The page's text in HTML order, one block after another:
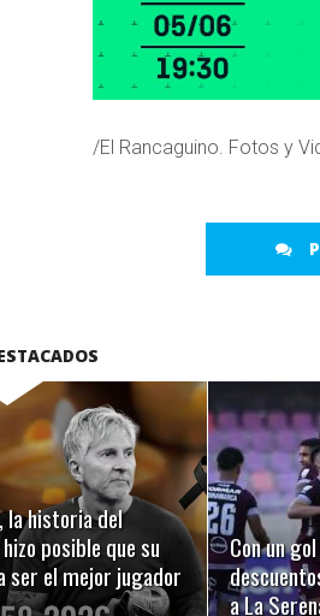
/El Rancaguino. Fotos y
la historia del
posible que su
ser el mejor jugador
LEER MÁS
Con un
a La